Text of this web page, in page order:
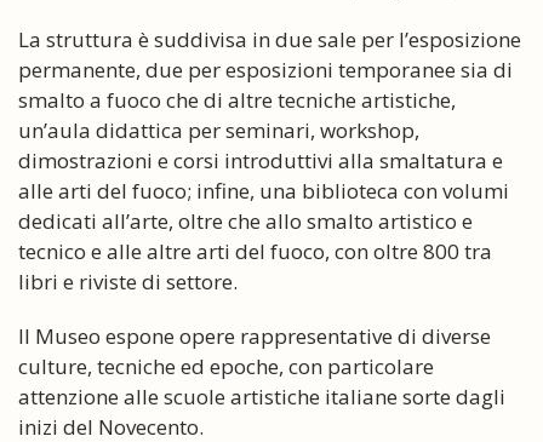
La struttura è suddivisa in due sale per l’esposizione
permanente, due per esposizioni temporanee sia di
smalto a fuoco che di altre tecniche artistiche,
un’aula didattica per seminari, workshop,
dimostrazioni e corsi introduttivi alla smaltatura e
alle arti del fuoco; infine, una biblioteca con volumi
dedicati all’arte, oltre che allo smalto artistico e
tecnico e alle altre arti del fuoco, con oltre 800 tra
libri e riviste di settore.
Il Museo espone opere rappresentative di diverse
culture, tecniche ed epoche, con particolare
attenzione alle scuole artistiche italiane sorte dagli
inizi del Novecento.